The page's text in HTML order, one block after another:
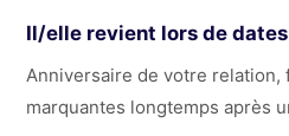
Il/elle revient lors de
Anniversaire de votre
marquantes longtemps après